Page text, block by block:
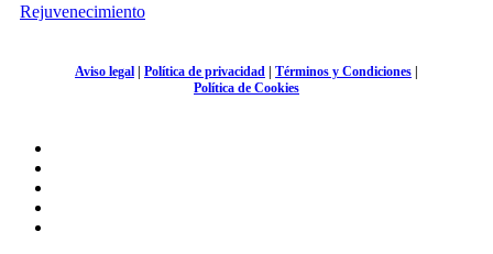
Rejuvenecimiento
Aviso legal Política de privacidad Términos y Condiciones
Política de Cookies